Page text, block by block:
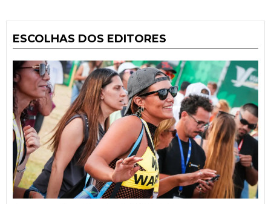
ESCOLHAS DOS EDITORES